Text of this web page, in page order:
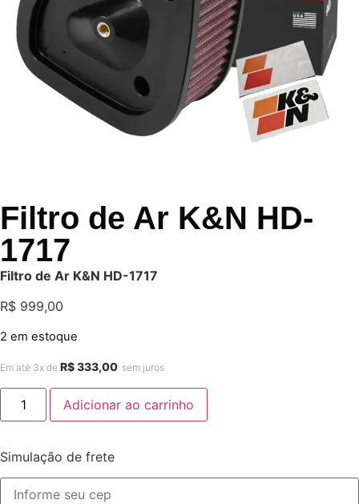
Filtro de Ar K&N HD-
1717
Filtro de Ar K&N HD-1717
R$ 999,00
2 em estoque
Em até 3x de R$333,00 sem juros
Adicionar ao carrinho
Simulação de frete